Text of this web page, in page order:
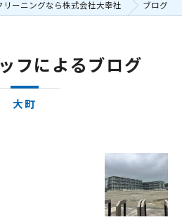
リーニングなら株式会社大幸社 ブログ
フによるブログ
大町